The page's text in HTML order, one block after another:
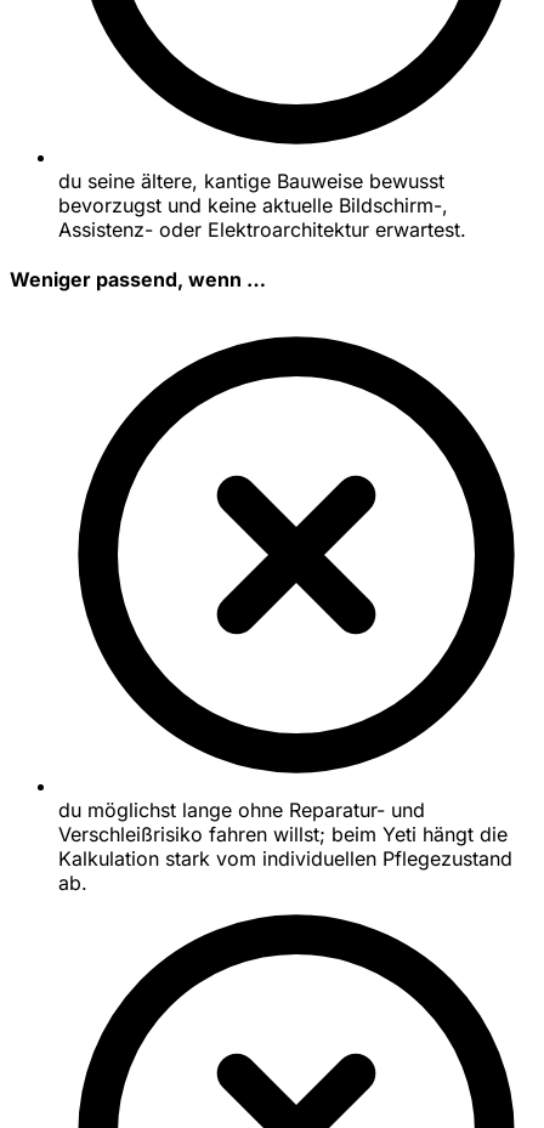
du seine ältere, kantige Bauweise bewusst
bevorzugst und keine aktuelle Bildschirm-,
Assistenz- oder Elektroarchitektur erwartest.
Weniger passend, wenn …
du möglichst lange ohne Reparatur- und
Verschleißrisiko fahren willst; beim Yeti hängt die
Kalkulation stark vom individuellen Pflegezustand
ab.